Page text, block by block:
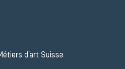
d’art Suisse.